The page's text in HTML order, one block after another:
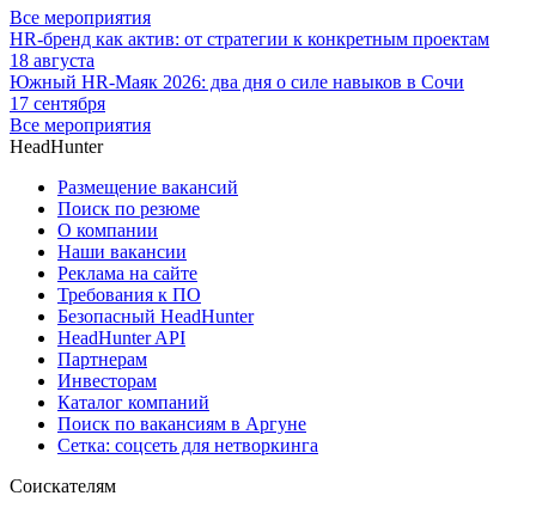
Все мероприятия
HR-бренд как актив: от стратегии к конкретным проектам
18 августа
Южный HR-Маяк 2026: два дня о силе навыков в Сочи
17 сентября
Все мероприятия
HeadHunter
Размещение вакансий
Поиск по резюме
О компании
Наши вакансии
Реклама на сайте
Требования к ПО
Безопасный HeadHunter
HeadHunter API
Партнерам
Инвесторам
Каталог компаний
Поиск по вакансиям в Аргуне
Сетка: соцсеть для нетворкинга
Соискателям